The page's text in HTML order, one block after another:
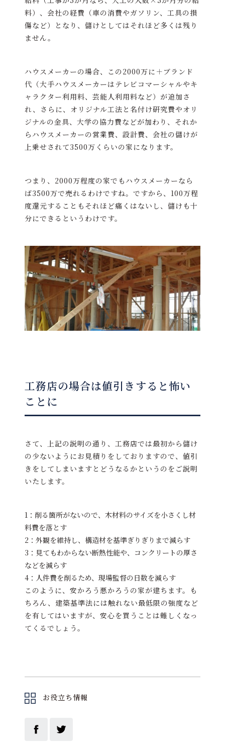
料）、会社の経費（車の消費やガソリン、工具の損
傷など）となり、儲けとしてはそれほど多くは残り
ません。
ハウスメーカーの場合、この2000万に＋ブランド
代（大手ハウスメーカーはテレビコマーシャルやキ
ャラクター利用料、芸能人利用料など）が追加さ
れ、さらに、オリジナル工法と名付け研究費やオリ
ジナルの金具、大学の協力費などが加わり、それか
らハウスメーカーの営業費、設計費、会社の儲けが
上乗せされて3500万くらいの家になります。
つまり、2000万程度の家でもハウスメーカーなら
ば3500万で売れるわけですね。ですから、100万程
度還元することもそれほど痛くはないし、儲けも十
分にできるというわけです。
工務店の場合は値引きすると怖い
ことに
さて、上記の説明の通り、工務店では最初から儲け
の少ないようにお見積りをしておりますので、値引
きをしてしまいますとどうなるかというのをご説明
いたします。
1：削る箇所がないので、木材料のサイズを小さくし材
料費を落とす
2：外観を維持し、構造材を基準ぎりぎりまで減らす
3：見てもわからない断熱性能や、コンクリートの厚さ
などを減らす
4：人件費を削るため、現場監督の日数を減らす
このように、安かろう悪かろうの家が建ちます。も
ちろん、建築基準法には触れない最低限の強度など
を有してはいますが、安心を買うことは難しくなっ
てくるでしょう。
お役立ち情報